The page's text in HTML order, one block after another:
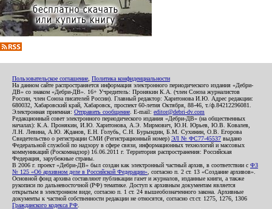
Пользовательское соглашение Политика конфиденциальности
На данном сайте распространяется информация электронного периодического издания «Дебри-
ДВ» со знаком «Дебри-ДВ». 16+ Учредитель: Пронякин К.А. (член Союза журналистов
России, член Союза писателей России). Главный редактор: Харитонова И.Ю. Адрес редакции:
680032, Хабаровский край, Хабаровск, проспект 60-летия Октября, 88-46, т./ф.84212296081.
Электронная приемная: Отправить сообщение . E-mail: editor@debri-dv.com
Редакционный совет электронного периодического издания «Дебри-ДВ» (на общественных
началах): К.А. Пронякин, И.Ю. Харитонова, А.Э. Мирмович, Ю.Н. Юрьев, Ю.В. Ковалев,
Л.Н. Левина, А.Ю. Жданов, Е.Н. Голубь, С.Н. Бурындин, Б.М. Сухинин, О.В. Егорова
Свидетельство о регистрации СМИ (Регистрационный номер) ЭЛ № ФС77-45537 выдано
Федеральной службой по надзору в сфере связи, информационных технологий и массовых
коммуникаций (Роскомнадзор) 16.06.2011 г. Территория распространения: Российская
Федерация, зарубежные страны.
В 2006 г. проект «Дебри-ДВ» был создан как электронный частный архив, в соответствии с ФЗ
№ 125 «Об архивном деле в Российской Федерации» , согласно п. 2 ст. 13 «Создание архивов».
Основной фонд архива составляют публикации газет и журналов, изданные книги, а также
рукописи по дальневосточной (РФ) тематике. Доступ к архивным документам является
открытым в электронном виде, согласно п. 1 ст. 24 вышеобозначенного закона. Архивные
документы к частной собственности редакции не относятся, согласно ст.ст. 1275, 1276, 1306
Гражданского кодекса РФ